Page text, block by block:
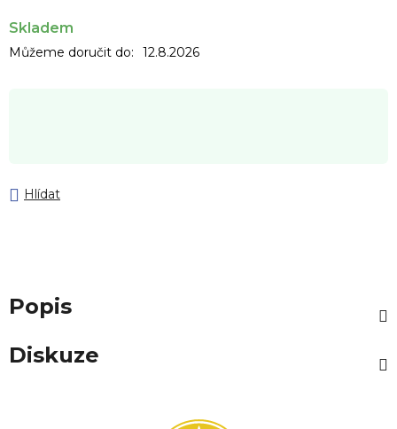
Skladem
Můžeme doručit do: 12.8.2026
Hlídat
Popis
Diskuze